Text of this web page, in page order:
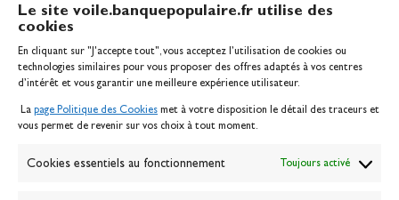
Le site voile.banquepopulaire.fr utilise des
cookies
En cliquant sur "J'accepte tout", vous acceptez l’utilisation de cookies ou
technologies similaires pour vous proposer des offres adaptés à vos centres
d’intérêt et vous garantir une meilleure expérience utilisateur.
La page Politique des Cookies met à votre disposition le détail des traceurs et
vous permet de revenir sur vos choix à tout moment.
Cookies essentiels au fonctionnement Toujours activé
Inscription serveur média
Contact
Politique des cookies
Banque de la voile